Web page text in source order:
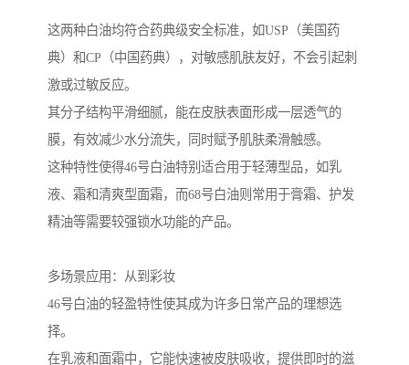
这两种白油均符合药典级安全标准，如USP（美国药
典）和CP（中国药典），对敏感肌肤友好，不会引起刺
激或过敏反应。
其分子结构平滑细腻，能在皮肤表面形成一层透气的
膜，有效减少水分流失，同时赋予肌肤柔滑触感。
这种特性使得46号白油特别适合用于轻薄型品，如乳
液、霜和清爽型面霜，而68号白油则常用于膏霜、护发
精油等需要较强锁水功能的产品。
多场景应用：从到彩妆
46号白油的轻盈特性使其成为许多日常产品的理想选
择。
在乳液和面霜中，它能快速被皮肤吸收，提供即时的滋